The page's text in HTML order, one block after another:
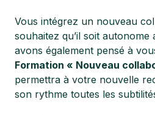
Vous intégrez un nouveau
souhaitez qu’il soit
avons également pensé à
Formation « Nouveau
permettra à votre nouvelle
son rythme toutes les